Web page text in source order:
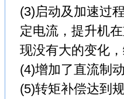
(3)启动及加速过
定电流，提升机
现没有大的变化
(4)增加了直流制
(5)转矩补偿达到